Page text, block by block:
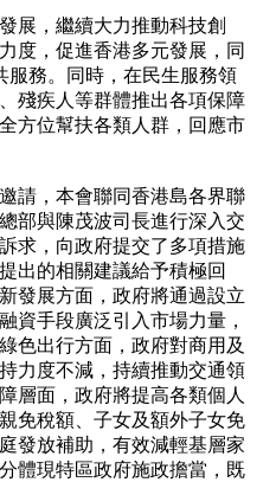
展，繼續大力推動科技創
度，促進香港多元發展，同
服務。同時，在民生服務領
殘疾人等群體推出各項保障
方位幫扶各類人群，回應市
請，本會聯同香港島各界聯
部與陳茂波司長進行深入交
求，向政府提交了多項措施
出的相關建議給予積極回
發展方面，政府將通過設立
資手段廣泛引入市場力量，
色出行方面，政府對商用及
力度不減，持續推動交通領
層面，政府將提高各類個人
免稅額、子女及額外子女免
發放補助，有效減輕基層家
體現特區政府施政擔當，既